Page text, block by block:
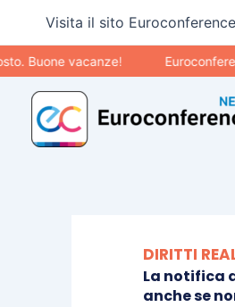
contenuto
Visita il sito
vacanze! Euroconference
DIRITTI
La notifica
anche se